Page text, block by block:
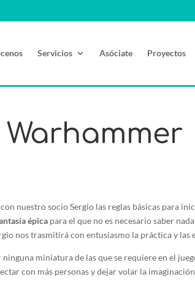
Servicios Asóciate Proyectos
nuestro socio Sergio las reglas básicas para
épica para el que no es necesario saber
nos trasmitirá con entusiasmo la práctica y las
miniatura de las que se requiere en el
con más personas y dejar volar la